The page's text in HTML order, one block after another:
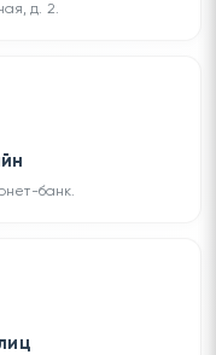
д. 2.
банк.